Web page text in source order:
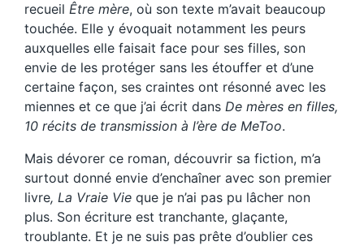
recueil Être mère, où son texte m’avait beaucoup
touchée. Elle y évoquait notamment les peurs
auxquelles elle faisait face pour ses filles, son
envie de les protéger sans les étouffer et d’une
certaine façon, ses craintes ont résonné avec les
miennes et ce que j’ai écrit dans De mères en filles,
10 récits de transmission à l’ère de MeToo.
Mais dévorer ce roman, découvrir sa fiction, m’a
surtout donné envie d’enchaîner avec son premier
livre, La Vraie Vie que je n’ai pas pu lâcher non
plus. Son écriture est tranchante, glaçante,
troublante. Et je ne suis pas prête d’oublier ces